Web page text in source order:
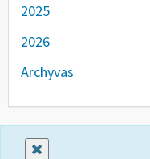
2025
2026
Archyvas